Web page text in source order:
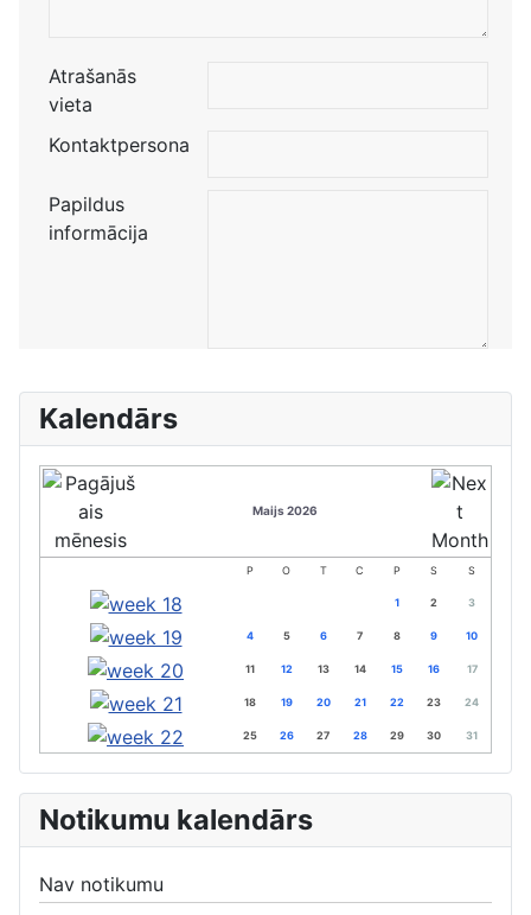
Atrašanās
vieta
Kontaktpersona
Papildus
informācija
Kalendārs
Maijs 2026
P O T C P S S
1 2 3
4 5 6 7 8 9 10
11 12 13 14 15 16 17
18 19 20 21 22 23 24
25 26 27 28 29 30 31
Notikumu kalendārs
Nav notikumu